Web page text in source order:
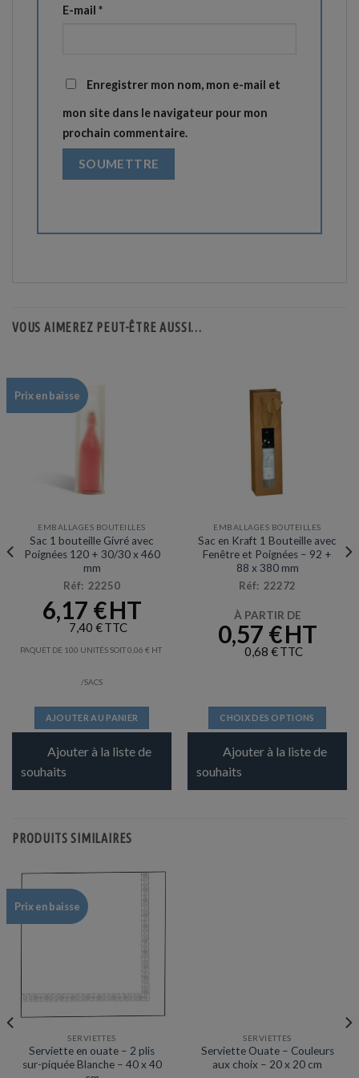
E-mail *
Enregistrer mon nom, mon e-mail et
mon site dans le navigateur pour mon
prochain commentaire.
VOUS AIMEREZ PEUT-ÊTRE AUSSI…
Prix en baisse
EMBALLAGES BOUTEILLES
Sac 1 bouteille Givré avec
Poignées 120 + 30/30 x 460
mm
Réf: 22250
6,17 €
7,40 €
PAQUET DE 100 UNITÉS SOIT0,06 €
/SACS
AJOUTER AU PANIER
Ajouter à la liste de
souhaits
EMBALLAGES BOUTEILLES
Sac en Kraft 1 Bouteille avec
Fenêtre et Poignées – 92 +
88 x 380 mm
Réf: 22272
À PARTIR DE
0,57 €
0,68 €
CHOIX DES OPTIONS
Ce
produit
Ajouter à la liste de
souhaits
PRODUITS SIMILAIRES
Prix en baisse
SERVIETTES
Serviette en ouate – 2 plis
sur-piquée Blanche – 40 x 40
SERVIETTES
Serviette Ouate – Couleurs
aux choix – 20 x 20 cm